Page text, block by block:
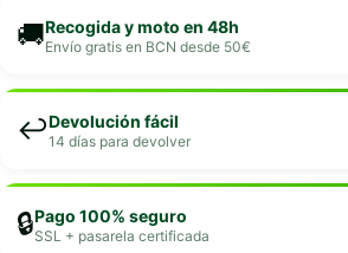
🚚Recogida y moto en 48h
Envío gratis en BCN desde 50€
↩️Devolución fácil
14 días para devolver
🔒Pago 100% seguro
SSL + pasarela certificada